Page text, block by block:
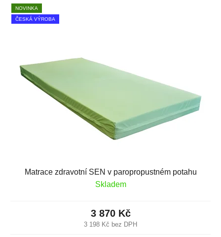
NOVINKA
ČESKÁ VÝROBA
Matrace zdravotní SEN v paropropustném potahu
Skladem
3 198 Kč bez DPH
3 870 Kč